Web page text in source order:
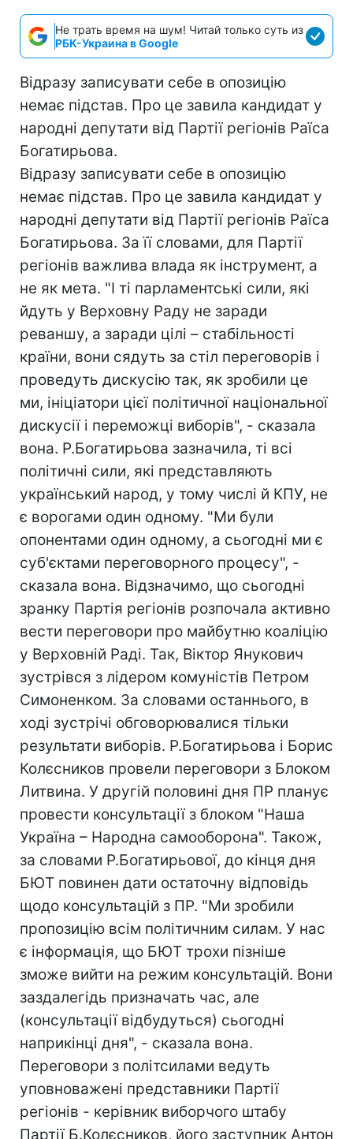
Не трать время на шум! Читай только суть из
РБК-Украина в Google
Відразу записувати себе в опозицію
немає підстав. Про це завила кандидат у
народні депутати від Партії регіонів Раїса
Богатирьова.
Відразу записувати себе в опозицію
немає підстав. Про це завила кандидат у
народні депутати від Партії регіонів Раїса
Богатирьова. За її словами, для Партії
регіонів важлива влада як інструмент, а
не як мета. "І ті парламентські сили, які
йдуть у Верховну Раду не заради
реваншу, а заради цілі – стабільності
країни, вони сядуть за стіл переговорів і
проведуть дискусію так, як зробили це
ми, ініціатори цієї політичної національної
дискусії і переможці виборів", - сказала
вона. Р.Богатирьова зазначила, ті всі
політичні сили, які представляють
український народ, у тому числі й КПУ, не
є ворогами один одному. "Ми були
опонентами один одному, а сьогодні ми є
суб'єктами переговорного процесу", -
сказала вона. Відзначимо, що сьогодні
зранку Партія регіонів розпочала активно
вести переговори про майбутню коаліцію
у Верховній Раді. Так, Віктор Янукович
зустрівся з лідером комуністів Петром
Симоненком. За словами останнього, в
ході зустрічі обговорювалися тільки
результати виборів. Р.Богатирьова і Борис
Колєсников провели переговори з Блоком
Литвина. У другій половині дня ПР планує
провести консультації з блоком "Наша
Україна – Народна самооборона". Також,
за словами Р.Богатирьової, до кінця дня
БЮТ повинен дати остаточну відповідь
щодо консультацій з ПР. "Ми зробили
пропозицію всім політичним силам. У нас
є інформація, що БЮТ трохи пізніше
зможе вийти на режим консультацій. Вони
заздалегідь призначать час, але
(консультації відбудуться) сьогодні
наприкінці дня", - сказала вона.
Переговори з політсилами ведуть
уповноважені представники Партії
регіонів - керівник виборчого штабу
Партії Б.Колєсников, його заступник Антон